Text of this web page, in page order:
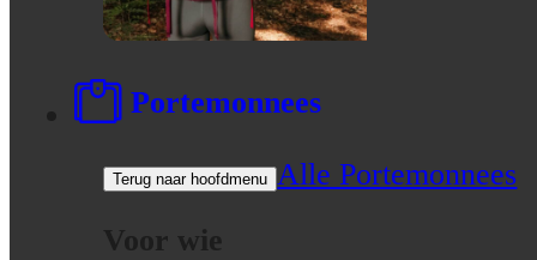
Portemonnees
Terug naar hoofdmenu Alle Portemonnees
Voor wie